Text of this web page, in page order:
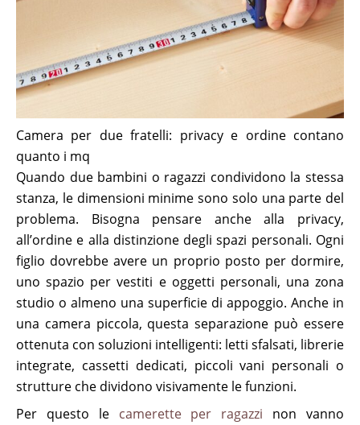
Camera per due fratelli: privacy e ordine contano
quanto i mq
Quando due bambini o ragazzi condividono la stessa
stanza, le dimensioni minime sono solo una parte del
problema. Bisogna pensare anche alla privacy,
all’ordine e alla distinzione degli spazi personali. Ogni
figlio dovrebbe avere un proprio posto per dormire,
uno spazio per vestiti e oggetti personali, una zona
studio o almeno una superficie di appoggio. Anche in
una camera piccola, questa separazione può essere
ottenuta con soluzioni intelligenti: letti sfalsati, librerie
integrate, cassetti dedicati, piccoli vani personali o
strutture che dividono visivamente le funzioni.
Per questo le camerette per ragazzi non vanno